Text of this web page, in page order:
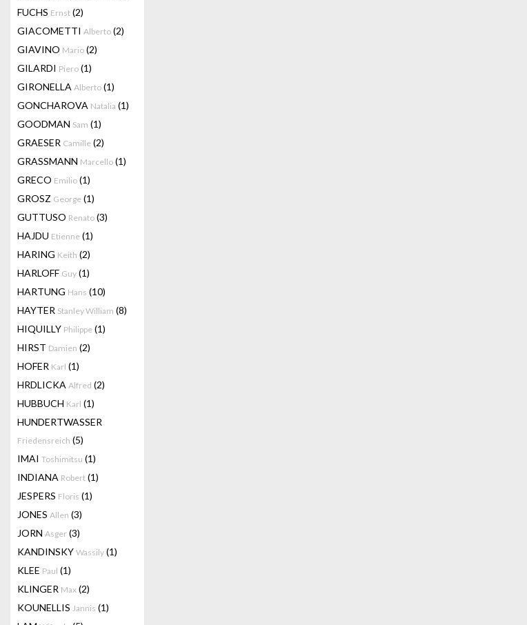
FUCHS Ernst (2)
GIACOMETTI Alberto (2)
GIAVINO Mario (2)
GILARDI Piero (1)
GIRONELLA Alberto (1)
GONCHAROVA Natalia (1)
GOODMAN Sam (1)
GRAESER Camille (2)
GRASSMANN Marcello (1)
GRECO Emilio (1)
GROSZ George (1)
GUTTUSO Renato (3)
HAJDU Etienne (1)
HARING Keith (2)
HARLOFF Guy (1)
HARTUNG Hans (10)
HAYTER Stanley William (8)
HIQUILLY Philippe (1)
HIRST Damien (2)
HOFER Karl (1)
HRDLICKA Alfred (2)
HUBBUCH Karl (1)
HUNDERTWASSER
Friedensreich (5)
IMAI Toshimitsu (1)
INDIANA Robert (1)
JESPERS Floris (1)
JONES Allen (3)
JORN Asger (3)
KANDINSKY Wassily (1)
KLEE Paul (1)
KLINGER Max (2)
KOUNELLIS Jannis (1)